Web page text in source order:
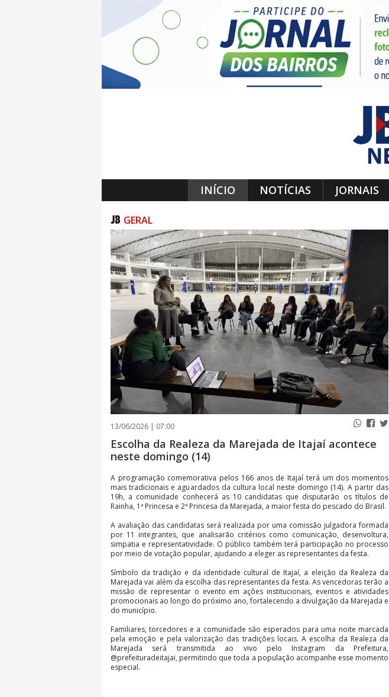
INÍCIO NOTÍCIAS JORNAIS
GERAL
13/06/2026 | 07:00
Escolha da Realeza da Marejada de Itajaí acontece
neste domingo (14)
A programação comemorativa pelos 166 anos de Itajaí terá um dos momentos
mais tradicionais e aguardados da cultura local neste domingo (14). A partir das
19h, a comunidade conhecerá as 10 candidatas que disputarão os títulos de
Rainha, 1ª Princesa e 2ª Princesa da Marejada, a maior festa do pescado do Brasil.
A avaliação das candidatas será realizada por uma comissão julgadora formada
por 11 integrantes, que analisarão critérios como comunicação, desenvoltura,
simpatia e representatividade. O público também terá participação no processo
por meio de votação popular, ajudando a eleger as representantes da festa.
Símbolo da tradição e da identidade cultural de Itajaí, a eleição da Realeza da
Marejada vai além da escolha das representantes da festa. As vencedoras terão a
missão de representar o evento em ações institucionais, eventos e atividades
promocionais ao longo do próximo ano, fortalecendo a divulgação da Marejada e
do município.
Familiares, torcedores e a comunidade são esperados para uma noite marcada
pela emoção e pela valorização das tradições locais. A escolha da Realeza da
Marejada será transmitida ao vivo pelo Instagram da Prefeitura,
@prefeituradeitajai, permitindo que toda a população acompanhe esse momento
especial.